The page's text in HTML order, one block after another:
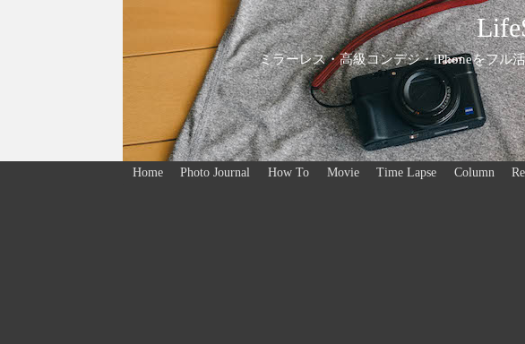
ミラーレス・高級コンデジ・iPhoneをフル
Home Photo Journal How To Movie Time Lapse Column